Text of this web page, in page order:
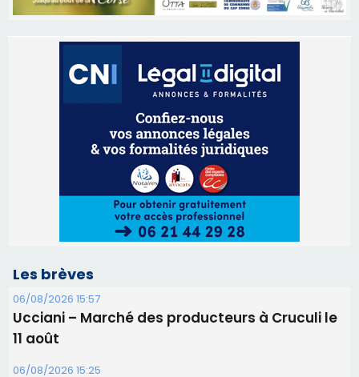
Les brèves
Ucciani – Marché des producteurs à Cruculi le
Corte – L’association A Nuciola organise une
projection sous les étoiles
Alata - Soirée Tango Argentin au stade de San
Benedetto
05/08/2026 09:53
Biguglia : messe de la Sainte-Marie et
procession le 14 août